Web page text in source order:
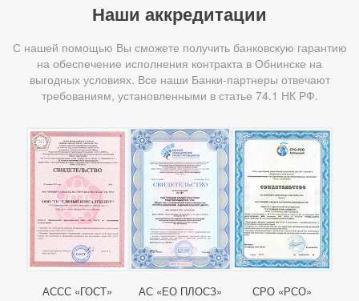
Наши аккредитации
С нашей помощью Вы сможете получить банковскую гарантию
на обеспечение исполнения контракта в Обнинске на
выгодных условиях. Все наши Банки-партнеры отвечают
требованиям, установленными в статье 74.1 НК РФ.
АССС «ГОСТ» АС «ЕО ПЛОСЗ» СРО «РСО»